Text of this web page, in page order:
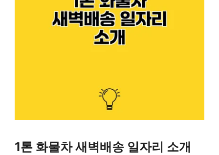
1톤 화물차 새벽배송 일자리 소개